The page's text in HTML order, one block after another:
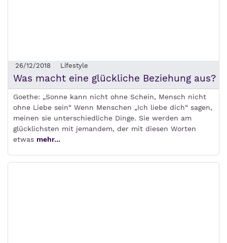
26/12/2018 Lifestyle
Was macht eine glückliche Beziehung aus?
Goethe: „Sonne kann nicht ohne Schein, Mensch nicht
ohne Liebe sein“ Wenn Menschen „Ich liebe dich“ sagen,
meinen sie unterschiedliche Dinge. Sie werden am
glücklichsten mit jemandem, der mit diesen Worten
etwas mehr...